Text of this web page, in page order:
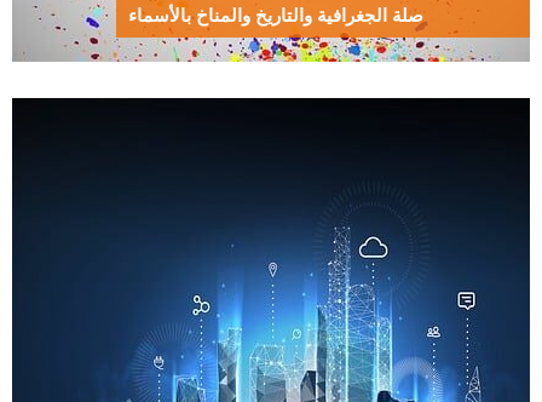
صلة الجغرافية والتاريخ والمناخ بالأسماء